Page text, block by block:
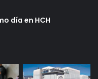
día en HCH